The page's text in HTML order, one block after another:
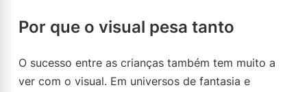
Por que o visual pesa tanto
O sucesso entre as crianças também tem muito a
ver com o visual. Em universos de fantasia e